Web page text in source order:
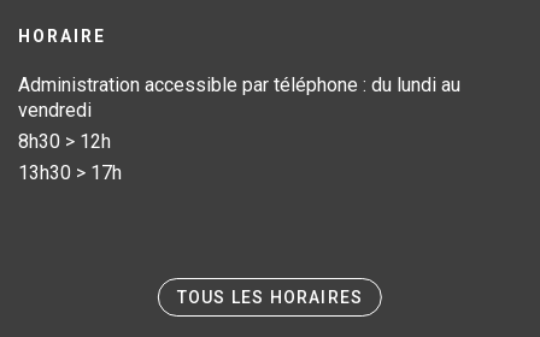
HORAIRE
Administration accessible par téléphone : du lundi au
vendredi
8h30 > 12h
13h30 > 17h
TOUS LES HORAIRES